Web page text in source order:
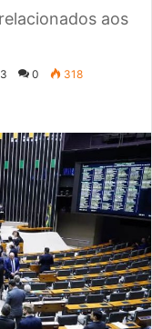
aos
0 318